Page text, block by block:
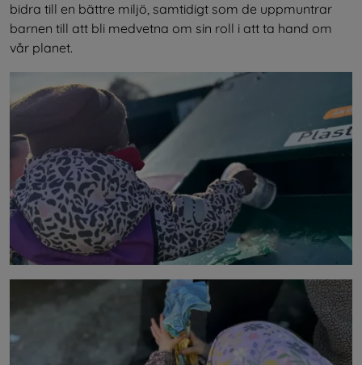
bidra till en bättre miljö, samtidigt som de uppmuntrar
barnen till att bli medvetna om sin roll i att ta hand om
vår planet.